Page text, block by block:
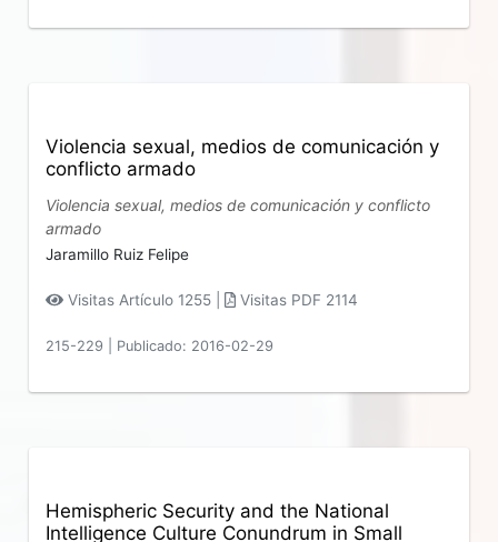
Violencia sexual, medios de comunicación y
conflicto armado
Violencia sexual, medios de comunicación y conflicto
armado
Jaramillo Ruiz Felipe
Visitas Artículo 1255 | Visitas PDF 2114
215-229 Publicado: 2016-02-29
Hemispheric Security and the National
Intelligence Culture Conundrum in Small